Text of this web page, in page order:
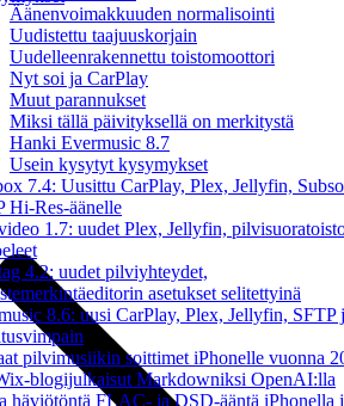
Äänenvoimakkuuden normalisointi
Uudistettu taajuuskorjain
Uudelleenrakennettu toistomoottori
Nyt soi ja CarPlay
Muut parannukset
Miksi tällä päivityksellä on merkitystä
Hanki Evermusic 8.7
Usein kysytyt kysymykset
7.4: Uusittu CarPlay, Plex, Jellyfin,
Hi-Res-äänelle
1.7: uudet Plex, Jellyfin,
4.2: uudet pilviyhteydet,
asetukset selitettyinä
8.6: uusi CarPlay, Plex, Jellyfin, SFTP
pilvimusiikin soittimet iPhonelle vuonna
blogijulkaisut Markdowniksi OpenAI:lla
häviötöntä FLAC- ja DSD-ääntä iPhonella